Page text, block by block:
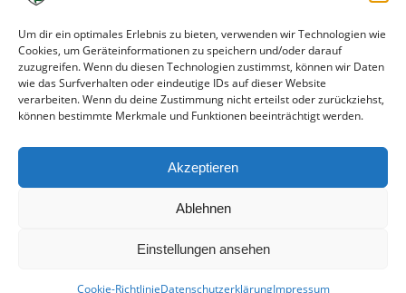
Um dir ein optimales Erlebnis zu bieten, verwenden wir Technologien wie
Cookies, um Geräteinformationen zu speichern und/oder darauf
zuzugreifen. Wenn du diesen Technologien zustimmst, können wir Daten
wie das Surfverhalten oder eindeutige IDs auf dieser Website
verarbeiten. Wenn du deine Zustimmung nicht erteilst oder zurückziehst,
können bestimmte Merkmale und Funktionen beeinträchtigt werden.
Akzeptieren
Ablehnen
Einstellungen ansehen
Cookie-RichtlinieDatenschutzerklärungImpressum
30. Juli 2026
Deine Spielminute: 89+1
28. Juli 2026
Neuer Rückensponsor
Neue Podcast-Folge: So tickt Björn!
27. Juli 2026